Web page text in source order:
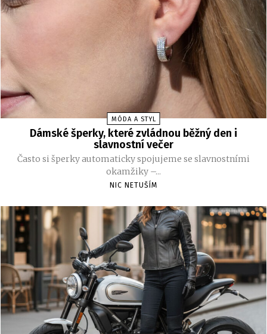
MÓDA A STYL
Dámské šperky, které zvládnou běžný den i
slavnostní večer
Často si šperky automaticky spojujeme se slavnostními
okamžiky –...
NIC NETUŠÍM